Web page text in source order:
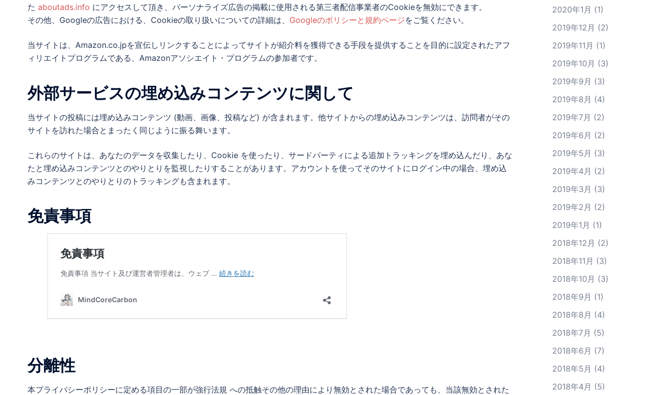
た aboutads.info にアクセスして頂き、パーソナライズ広告の掲載に使用される第三者配信事業者のCookieを無効にできます。
その他、Googleの広告における、Cookieの取り扱いについての詳細は、 Googleのポリシーと規約ページをご覧ください。
当サイトは、Amazon.co.jpを宣伝しリンクすることによってサイトが紹介料を獲得できる手段を提供することを目的に設定されたアフ
ィリエイトプログラムである、Amazonアソシエイト・プログラムの参加者です。
外部サービスの埋め込みコンテンツに関して
当サイトの投稿には埋め込みコンテンツ (動画、画像、投稿など) が含まれます。他サイトからの埋め込みコンテンツは、訪問者がその
サイトを訪れた場合とまったく同じように振る舞います。
これらのサイトは、あなたのデータを収集したり、Cookie を使ったり、サードパーティによる追加トラッキングを埋め込んだり、あな
たと埋め込みコンテンツとのやりとりを監視したりすることがあります。アカウントを使ってそのサイトにログイン中の場合、埋め込
みコンテンツとのやりとりのトラッキングも含まれます。
免責事項
分離性
本プライバシーポリシーに定める項目の一部が強行法規 への抵触その他の理由により無効とされた場合であっても、当該無効とされた
2020年1月 (1)
2019年12月 (2)
2019年11月 (1)
2019年10月 (3)
2019年9月 (3)
2019年8月 (4)
2019年7月 (2)
2019年6月 (2)
2019年5月 (3)
2019年4月 (2)
2019年3月 (3)
2019年2月 (2)
2019年1月 (1)
2018年12月 (2)
2018年11月 (3)
2018年10月 (3)
2018年9月 (1)
2018年8月 (4)
2018年7月 (5)
2018年6月 (7)
2018年5月 (4)
2018年4月 (5)